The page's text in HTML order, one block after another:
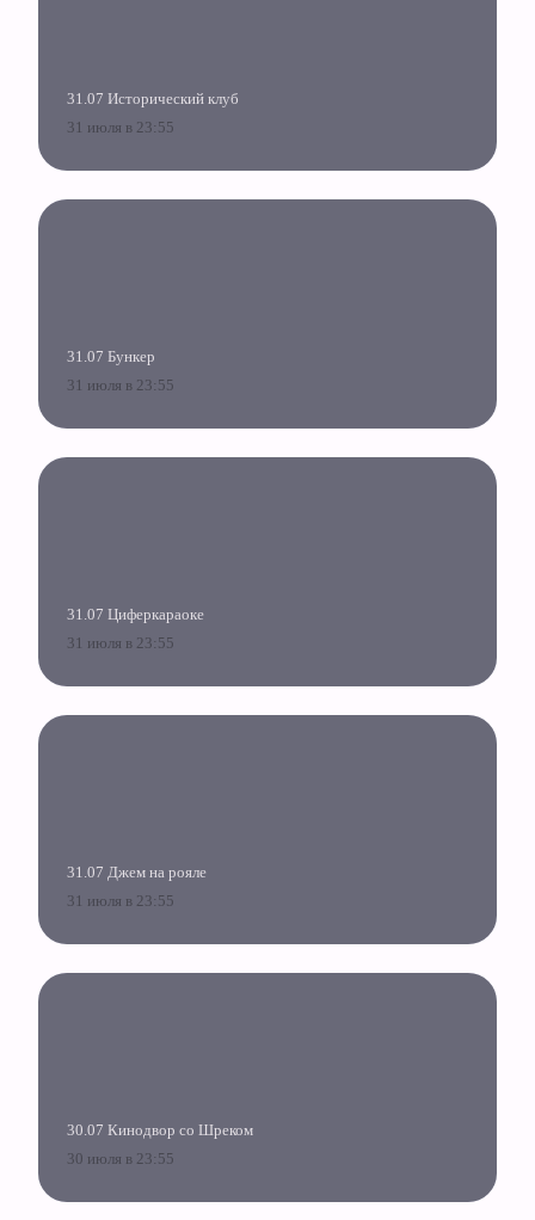
31.07 Исторический клуб
31 июля в 23:55
31.07 Бункер
31 июля в 23:55
31.07 Циферкараоке
31 июля в 23:55
31.07 Джем на рояле
31 июля в 23:55
30.07 Кинодвор со Шреком
30 июля в 23:55